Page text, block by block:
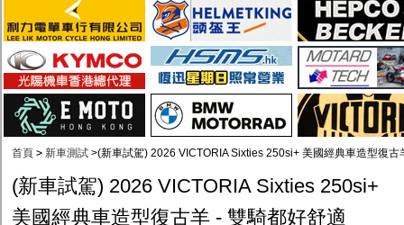
首頁 > 新車測試 >(新車試駕) 2026 VICTORIA Sixties 250si+ 美國經典車造型復古
(新車試駕) 2026 VICTORIA Sixties 250si+
美國經典車造型復古羊 - 雙騎都好舒適